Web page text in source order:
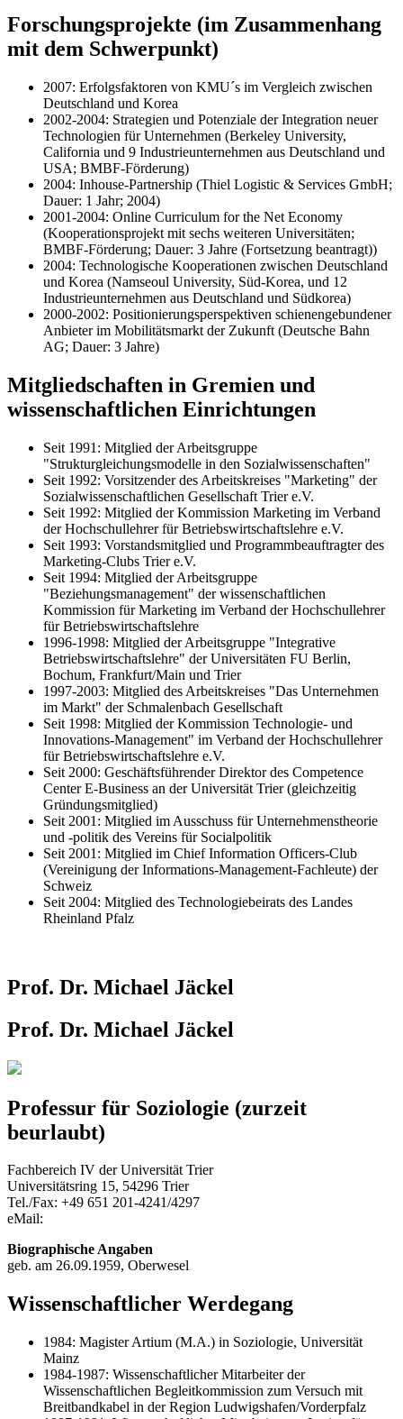
Forschungsprojekte (im Zusammenhang
mit dem Schwerpunkt)
2007: Erfolgsfaktoren von KMU´s im Vergleich zwischen
Deutschland und Korea
2002-2004: Strategien und Potenziale der Integration neuer
Technologien für Unternehmen (Berkeley University,
California und 9 Industrieunternehmen aus Deutschland und
USA; BMBF-Förderung)
2004: Inhouse-Partnership (Thiel Logistic & Services GmbH;
Dauer: 1 Jahr; 2004)
2001-2004: Online Curriculum for the Net Economy
(Kooperationsprojekt mit sechs weiteren Universitäten;
BMBF-Förderung; Dauer: 3 Jahre (Fortsetzung beantragt))
2004: Technologische Kooperationen zwischen Deutschland
und Korea (Namseoul University, Süd-Korea, und 12
Industrieunternehmen aus Deutschland und Südkorea)
2000-2002: Positionierungsperspektiven schienengebundener
Anbieter im Mobilitätsmarkt der Zukunft (Deutsche Bahn
AG; Dauer: 3 Jahre)
Mitgliedschaften in Gremien und
wissenschaftlichen Einrichtungen
Seit 1991: Mitglied der Arbeitsgruppe
"Strukturgleichungsmodelle in den Sozialwissenschaften"
Seit 1992: Vorsitzender des Arbeitskreises "Marketing" der
Sozialwissenschaftlichen Gesellschaft Trier e.V.
Seit 1992: Mitglied der Kommission Marketing im Verband
der Hochschullehrer für Betriebswirtschaftslehre e.V.
Seit 1993: Vorstandsmitglied und Programmbeauftragter des
Marketing-Clubs Trier e.V.
Seit 1994: Mitglied der Arbeitsgruppe
"Beziehungsmanagement" der wissenschaftlichen
Kommission für Marketing im Verband der Hochschullehrer
für Betriebswirtschaftslehre
1996-1998: Mitglied der Arbeitsgruppe "Integrative
Betriebswirtschaftslehre" der Universitäten FU Berlin,
Bochum, Frankfurt/Main und Trier
1997-2003: Mitglied des Arbeitskreises "Das Unternehmen
im Markt" der Schmalenbach Gesellschaft
Seit 1998: Mitglied der Kommission Technologie- und
Innovations-Management" im Verband der Hochschullehrer
für Betriebswirtschaftslehre e.V.
Seit 2000: Geschäftsführender Direktor des Competence
Center E-Business an der Universität Trier (gleichzeitig
Gründungsmitglied)
Seit 2001: Mitglied im Ausschuss für Unternehmenstheorie
und -politik des Vereins für Socialpolitik
Seit 2001: Mitglied im Chief Information Officers-Club
(Vereinigung der Informations-Management-Fachleute) der
Schweiz
Seit 2004: Mitglied des Technologiebeirats des Landes
Rheinland Pfalz
Prof. Dr. Michael Jäckel
Prof. Dr. Michael Jäckel
Professur für Soziologie (zurzeit
beurlaubt)
Fachbereich IV der Universität Trier
Universitätsring 15, 54296 Trier
Tel./Fax: +49 651 201-4241/4297
eMail:
Biographische Angaben
geb. am 26.09.1959, Oberwesel
Wissenschaftlicher Werdegang
1984: Magister Artium (M.A.) in Soziologie, Universität
Mainz
1984-1987: Wissenschaftlicher Mitarbeiter der
Wissenschaftlichen Begleitkommission zum Versuch mit
Breitbandkabel in der Region Ludwigshafen/Vorderpfalz